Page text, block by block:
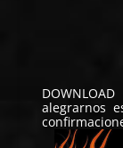
alegrarnos